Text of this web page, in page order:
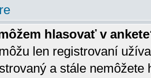
hlasovať v
len registrovaní
a stále